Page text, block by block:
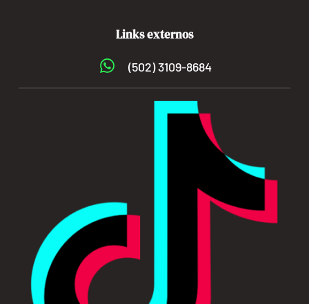
Links externos
(502) 3109-8684